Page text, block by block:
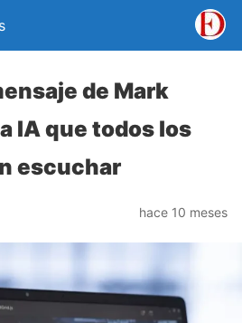
de Mark
IA que todos los
escuchar
hace 10 meses